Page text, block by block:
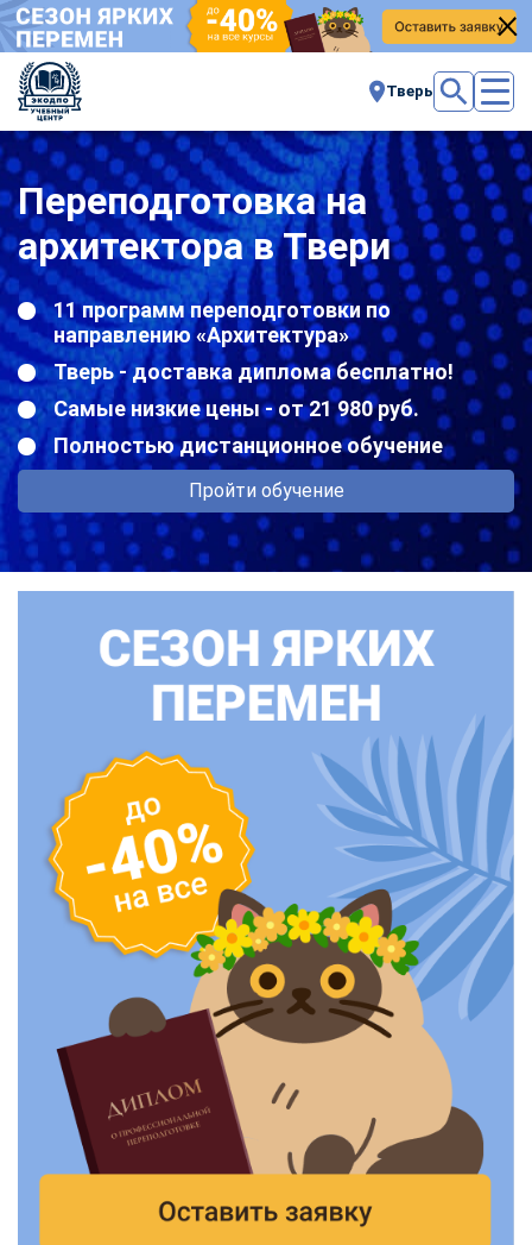
Тверь
Переподготовка на
архитектора в Твери
11 программ переподготовки по
направлению «Архитектура»
Тверь - доставка диплома бесплатно!
Самые низкие цены - от 21 980 руб.
Полностью дистанционное обучение
Пройти обучение